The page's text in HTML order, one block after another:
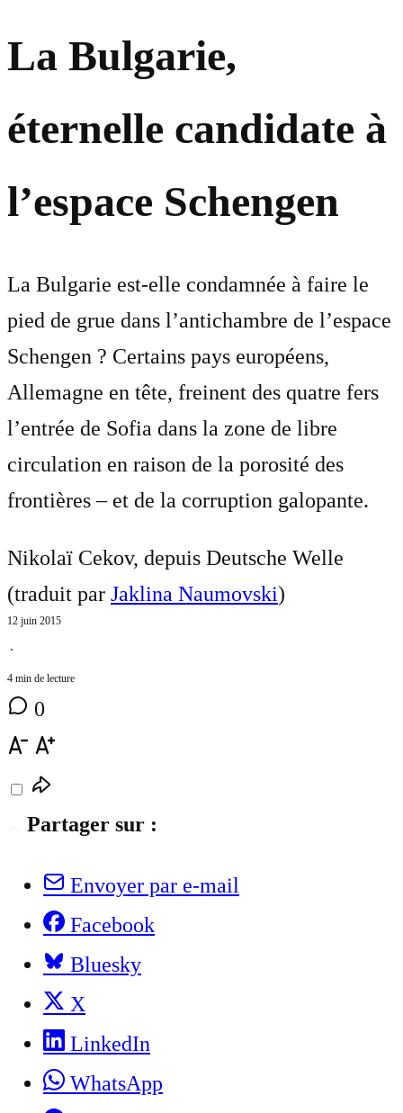
La Bulgarie,
éternelle candidate à
l’espace Schengen
La Bulgarie est-elle condamnée à faire le
pied de grue dans l’antichambre de l’espace
Schengen ? Certains pays européens,
Allemagne en tête, freinent des quatre fers
l’entrée de Sofia dans la zone de libre
circulation en raison de la porosité des
frontières – et de la corruption galopante.
Nikolaï Cekov, depuis Deutsche Welle
(traduit par Jaklina Naumovski)
12 juin 2015
⋅
4 min de lecture
0
Partager sur :
Envoyer par e-mail
Facebook
Bluesky
X
LinkedIn
WhatsApp